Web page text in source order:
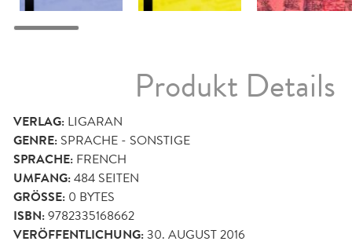
Produkt Details
VERLAG: LIGARAN
GENRE: SPRACHE - SONSTIGE
SPRACHE: FRENCH
UMFANG:484 SEITEN
GRÖSSE: 0 BYTES
ISBN:9782335168662
VERÖFFENTLICHUNG:30. AUGUST 2016